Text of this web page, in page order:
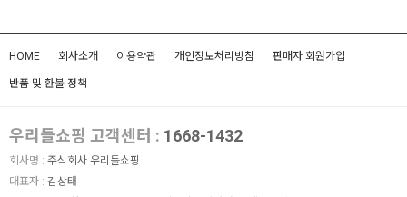
HOME 회사소개 이용약관 개인정보처리방침 판매자 회원가입
반품 및 환불 정책
우리들쇼핑 고객센터 : 1668-1432
회사명 : 주식회사 우리들쇼핑
대표자 : 김상태